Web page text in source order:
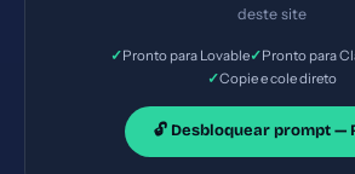
deste site
✓Pronto para Lovable✓Pronto para
✓Copie e cole direto
🔓 Desbloquear prompt —